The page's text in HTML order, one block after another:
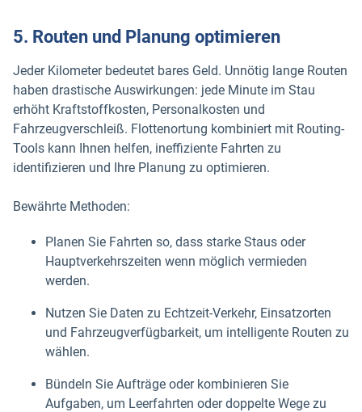
5. Routen und Planung optimieren
Jeder Kilometer bedeutet bares Geld. Unnötig lange Routen
haben drastische Auswirkungen: jede Minute im Stau
erhöht Kraftstoffkosten, Personalkosten und
Fahrzeugverschleiß. Flottenortung kombiniert mit Routing-
Tools kann Ihnen helfen, ineffiziente Fahrten zu
identifizieren und Ihre Planung zu optimieren.
Bewährte Methoden:
Planen Sie Fahrten so, dass starke Staus oder
Hauptverkehrszeiten wenn möglich vermieden
werden.
Nutzen Sie Daten zu Echtzeit-Verkehr, Einsatzorten
und Fahrzeugverfügbarkeit, um intelligente Routen zu
wählen.
Bündeln Sie Aufträge oder kombinieren Sie
Aufgaben, um Leerfahrten oder doppelte Wege zu